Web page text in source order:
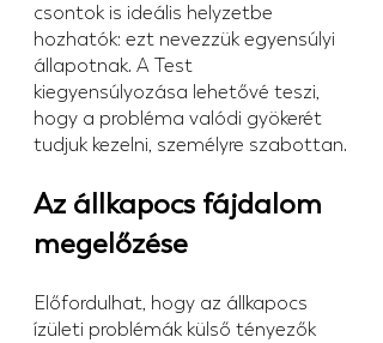
csontok is ideális helyzetbe
hozhatók: ezt nevezzük egyensúlyi
állapotnak. A Test
kiegyensúlyozása lehetővé teszi,
hogy a probléma valódi gyökerét
tudjuk kezelni, személyre szabottan.
Az állkapocs fájdalom
megelőzése
Előfordulhat, hogy az állkapocs
ízületi problémák külső tényezők